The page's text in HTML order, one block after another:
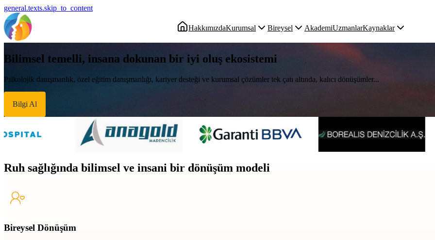
general.texts.skip_to_content
HakkımızdaKurumsal Bireysel AkademiUzmanlarKaynaklar
Bilimsel temelli, insana dokunan bir iyi oluş ekosistemi
Psikolojik danışmanlık, özel eğitim danışmanlığı, kariyer desteği ve kurumsal çözümler tek çatı altında, kalıcı dönüşümler...
Bilgi Al
Ruh sağlığında bilimsel ve insani bir dönüşüm modeli
Bireysel Dönüşüm